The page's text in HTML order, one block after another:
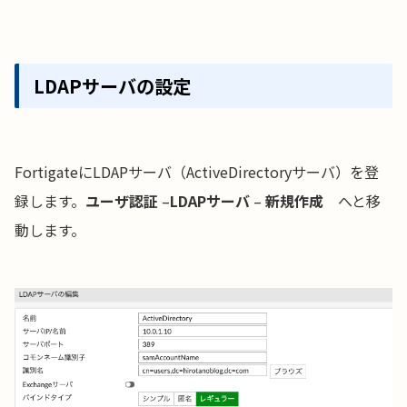
LDAPサーバの設定
FortigateにLDAPサーバ（ActiveDirectoryサーバ）を登
録します。 ユーザ認証 –LDAPサーバ – 新規作成 へと移
動します。